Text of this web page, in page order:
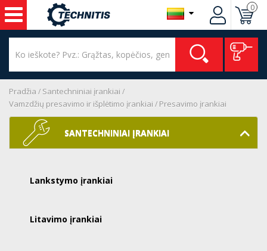
0
Pradžia
Santechniniai įrankiai
Vamzdžių presavimo ir išplėtimo įrankiai
Presavimo įrankiai
SANTECHNINIAI ĮRANKIAI
Lankstymo įrankiai
Litavimo įrankiai